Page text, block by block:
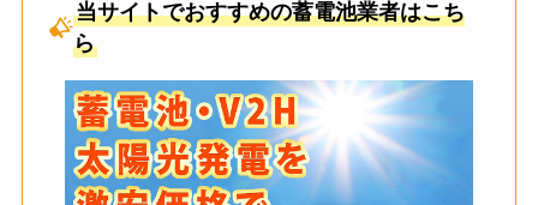
当サイトでおすすめの蓄電池業者はこち
ら